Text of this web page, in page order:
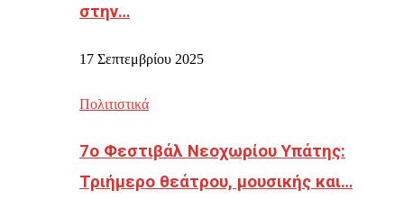
στην…
17 Σεπτεμβρίου 2025
Πολιτιστικά
7ο Φεστιβάλ Νεοχωρίου Υπάτης:
Τριήμερο θεάτρου, μουσικής και…